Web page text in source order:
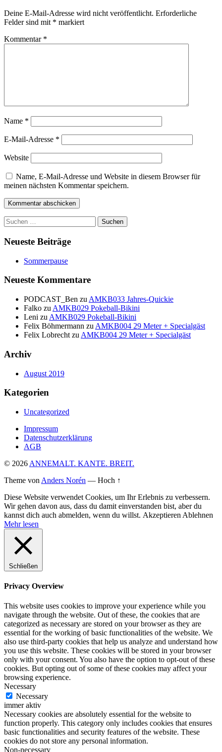
Deine E-Mail-Adresse wird nicht veröffentlicht. Erforderliche
Felder sind mit * markiert
Kommentar *
Name *
E-Mail-Adresse *
Website
Name, E-Mail-Adresse und Website in diesem Browser für
meinen nächsten Kommentar speichern.
Suchen
nach:
Neueste Beiträge
Sommerpause
Neueste Kommentare
PODCAST_Ben zu AMKB033 Jahres-Quickie
Falko zu AMKB029 Pokeball-Bikini
Leni zu AMKB029 Pokeball-Bikini
Felix Böhmermann zu AMKB004 29 Meter + Specialgäst
Felix Lobrecht zu AMKB004 29 Meter + Specialgäst
Archiv
August 2019
Kategorien
Uncategorized
Impressum
Datenschutzerklärung
AGB
© 2026 ANNEMALT. KANTE. BREIT.
Theme von Anders Norén — Hoch ↑
Diese Website verwendet Cookies, um Ihr Erlebnis zu verbessern.
Wir gehen davon aus, dass du damit einverstanden bist, aber du
kannst dich auch abmelden, wenn du willst. Akzeptieren Ablehnen
Mehr lesen
Schließen
Privacy Overview
This website uses cookies to improve your experience while you
navigate through the website. Out of these, the cookies that are
categorized as necessary are stored on your browser as they are
essential for the working of basic functionalities of the website. We
also use third-party cookies that help us analyze and understand how
you use this website. These cookies will be stored in your browser
only with your consent. You also have the option to opt-out of these
cookies. But opting out of some of these cookies may affect your
browsing experience.
Necessary
Necessary
immer aktiv
Necessary cookies are absolutely essential for the website to
function properly. This category only includes cookies that ensures
basic functionalities and security features of the website. These
cookies do not store any personal information.
Non-necessary